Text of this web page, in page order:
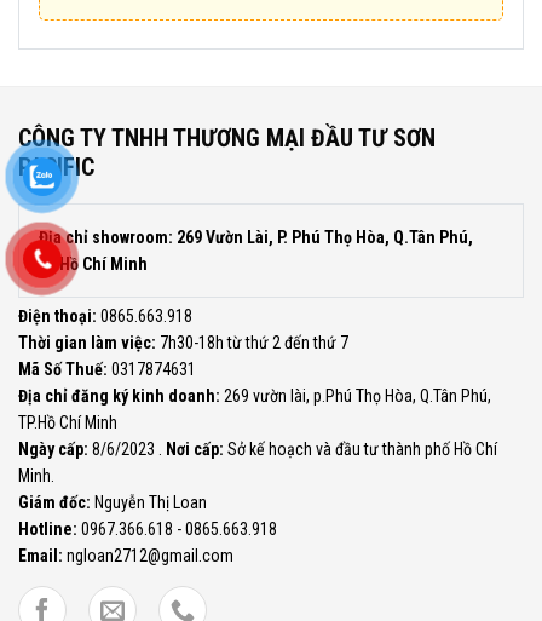
CÔNG TY TNHH THƯƠNG MẠI ĐẦU TƯ SƠN
PACIFIC
Địa chỉ showroom: 269 Vườn Lài, P. Phú Thọ Hòa, Q.Tân Phú,
TP.Hồ Chí Minh
Điện thoại: 0865.663.918
Thời gian làm việc: 7h30-18h từ thứ 2 đến thứ 7
Mã Số Thuế: 0317874631
Địa chỉ đăng ký kinh doanh: 269 vườn lài, p.Phú Thọ Hòa, Q.Tân Phú,
TP.Hồ Chí Minh
Ngày cấp: 8/6/2023 . Nơi cấp: Sở kế hoạch và đầu tư thành phố Hồ Chí
Minh.
Giám đốc: Nguyễn Thị Loan
Hotline: 0967.366.618 - 0865.663.918
Email: ngloan2712@gmail.com